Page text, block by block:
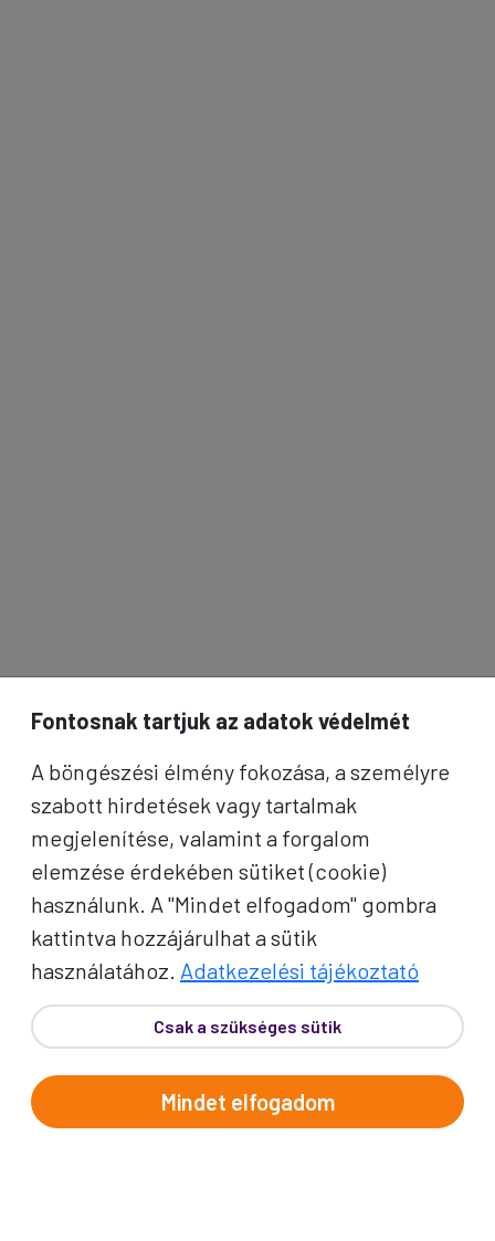
Fontosnak tartjuk az adatok védelmét
A böngészési élmény fokozása, a személyre
szabott hirdetések vagy tartalmak
megjelenítése, valamint a forgalom
elemzése érdekében sütiket (cookie)
használunk. A "Mindet elfogadom" gombra
kattintva hozzájárulhat a sütik
használatához. Adatkezelési tájékoztató
Csak a szükséges sütik
Mindet elfogadom